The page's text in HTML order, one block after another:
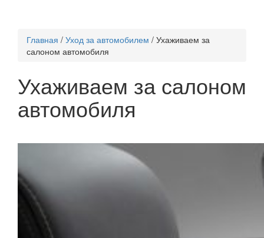
Главная / Уход за автомобилем / Ухаживаем за
салоном автомобиля
Ухаживаем за салоном
автомобиля